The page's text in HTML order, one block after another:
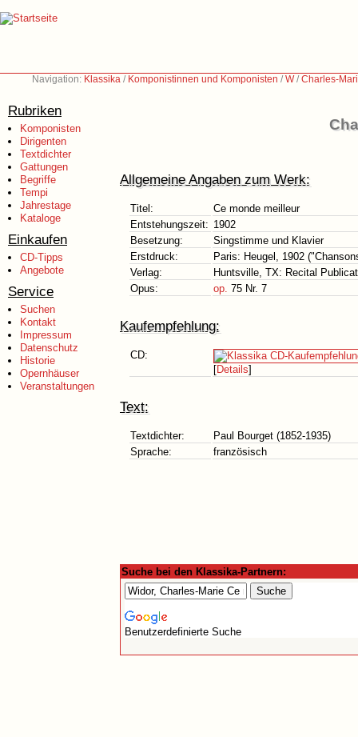
Navigation: Klassika / Komponistinnen und Komponisten /W/Charles-
Rubriken
Komponisten
Dirigenten
Textdichter
Gattungen
Begriffe
Tempi
Jahrestage
Kataloge
Einkaufen
CD-Tipps
Angebote
Service
Suchen
Kontakt
Impressum
Datenschutz
Historie
Opernhäuser
Veranstaltungen
Allgemeine Angaben zum Werk:
Titel:
Ce monde meilleur
Entstehungszeit: 1902
Besetzung:
Singstimme und Klavier
Erstdruck:
Paris: Heugel, 1902
Verlag:
Huntsville, TX: Recital
Opus:
op. 75 Nr. 7
Kaufempfehlung:
CD:
[Details]
Text:
Textdichter:
Paul Bourget (1852-1935)
Sprache:
französisch
Suche bei den Klassika-Partnern:
Benutzerdefinierte Suche